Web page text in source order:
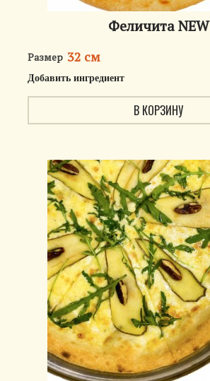
Феличита NEW
Размер 32 см
Добавить ингредиент
В КОРЗИНУ